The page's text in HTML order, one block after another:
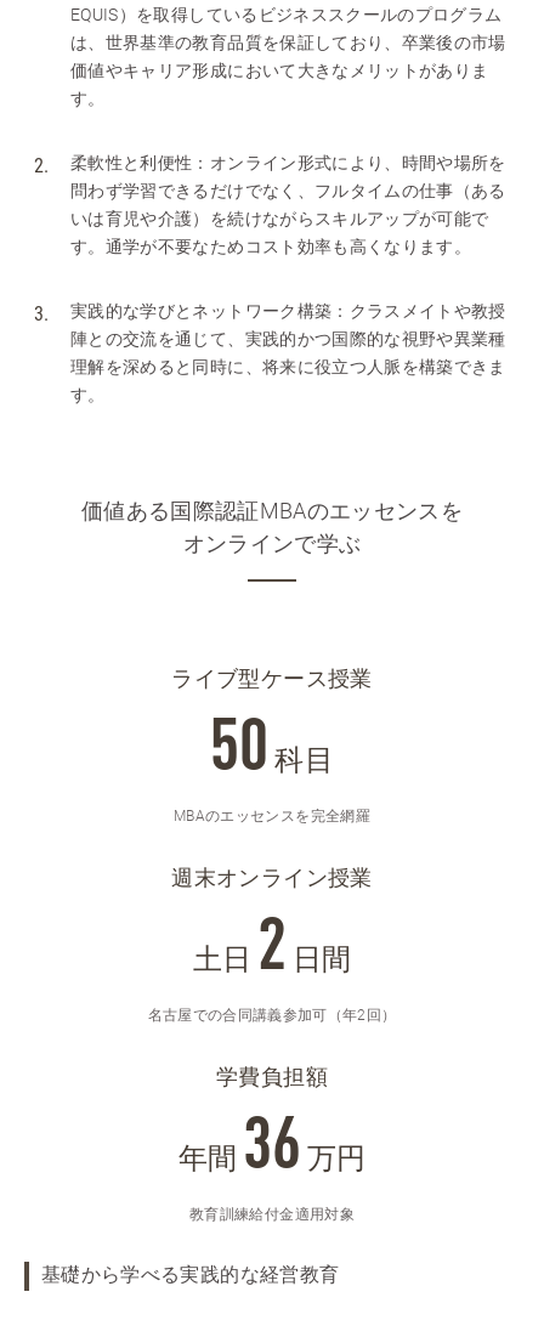
EQUIS）を取得しているビジネススクールのプログラム
は、世界基準の教育品質を保証しており、卒業後の市場
価値やキャリア形成において大きなメリットがありま
す。
柔軟性と利便性：オンライン形式により、時間や場所を
問わず学習できるだけでなく、フルタイムの仕事（ある
いは育児や介護）を続けながらスキルアップが可能で
す。通学が不要なためコスト効率も高くなります。
実践的な学びとネットワーク構築：クラスメイトや教授
陣との交流を通じて、実践的かつ国際的な視野や異業種
理解を深めると同時に、将来に役立つ人脈を構築できま
す。
価値ある国際認証MBAのエッセンスを
オンラインで学ぶ
ライブ型ケース授業
50 科目
MBAのエッセンスを完全網羅
週末オンライン授業
土日 2 日間
名古屋での合同講義参加可（年2回）
学費負担額
年間 36 万円
教育訓練給付金適用対象
基礎から学べる実践的な経営教育